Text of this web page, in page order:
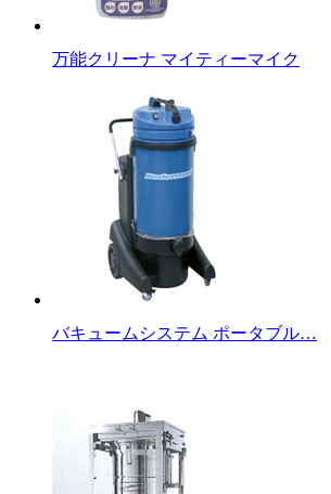
万能クリーナ マイティーマイク
バキュームシステム ポータブル…